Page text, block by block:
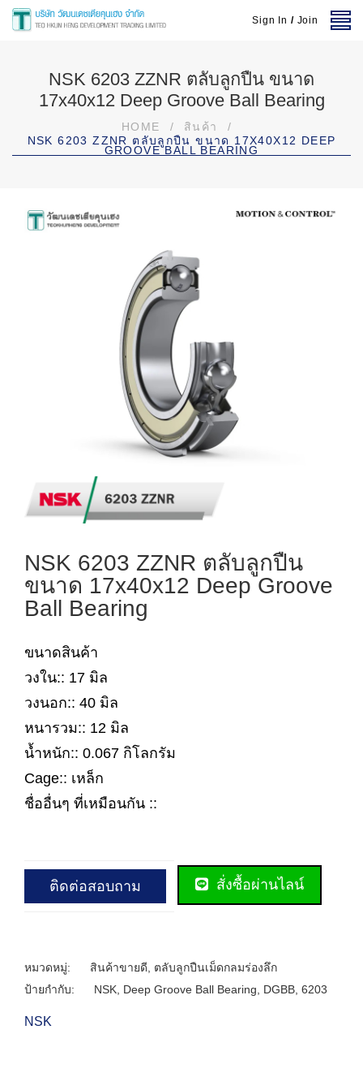
Sign In / Join
NSK 6203 ZZNR ตลับลูกปืน ขนาด
17x40x12 Deep Groove Ball Bearing
HOME / สินค้า
/
NSK 6203 ZZNR ตลับลูกปืน ขนาด 17X40X12 DEEP
GROOVE BALL BEARING
NSK 6203 ZZNR ตลับลูกปืน
ขนาด 17x40x12 Deep Groove
Ball Bearing
ขนาดสินค้า
วงใน:: 17 มิล
วงนอก:: 40 มิล
หนารวม:: 12 มิล
น้ำหนัก:: 0.067 กิโลกรัม
Cage:: เหล็ก
ชื่ออื่นๆ ที่เหมือนกัน ::
ติดต่อสอบถาม สั่งซื้อผ่านไลน์
หมวดหมู่: สินค้าขายดี
ตลับลูกปืนเม็ดกลมร่องลึก
ป้ายกำกับ:
NSK Deep Groove Ball Bearing DGBB 6203
NSK